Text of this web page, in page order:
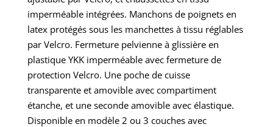
imperméable intégrées. Manchons de poignets en
latex protégés sous les manchettes à tissu réglables
par Velcro. Fermeture pelvienne à glissière en
plastique YKK imperméable avec fermeture de
protection Velcro. Une poche de cuisse
transparente et amovible avec compartiment
étanche, et une seconde amovible avec élastique.
Disponible en modèle 2 ou 3 couches avec